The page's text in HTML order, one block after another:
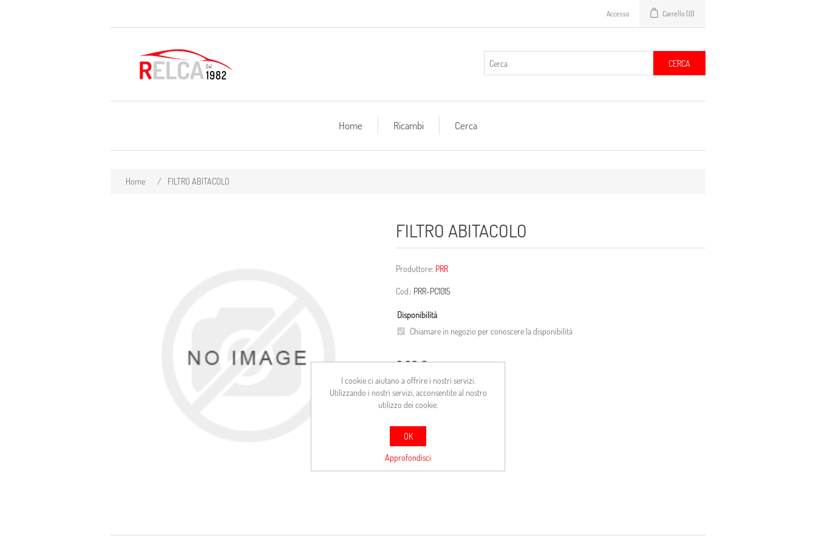
Accesso Carrello (0)
CERCA
Home Ricambi Cerca
Home / FILTRO ABITACOLO
FILTRO ABITACOLO
Produttore: PRR
Cod.: PRR-PC1015
Disponibilità
Chiamare in negozio per conoscere la disponibilità
0,00 €
ACQUISTA
I cookie ci aiutano a offrire i nostri servizi.
Utilizzando i nostri servizi, acconsentite al nostro
utilizzo dei cookie.
OK
Approfondisci